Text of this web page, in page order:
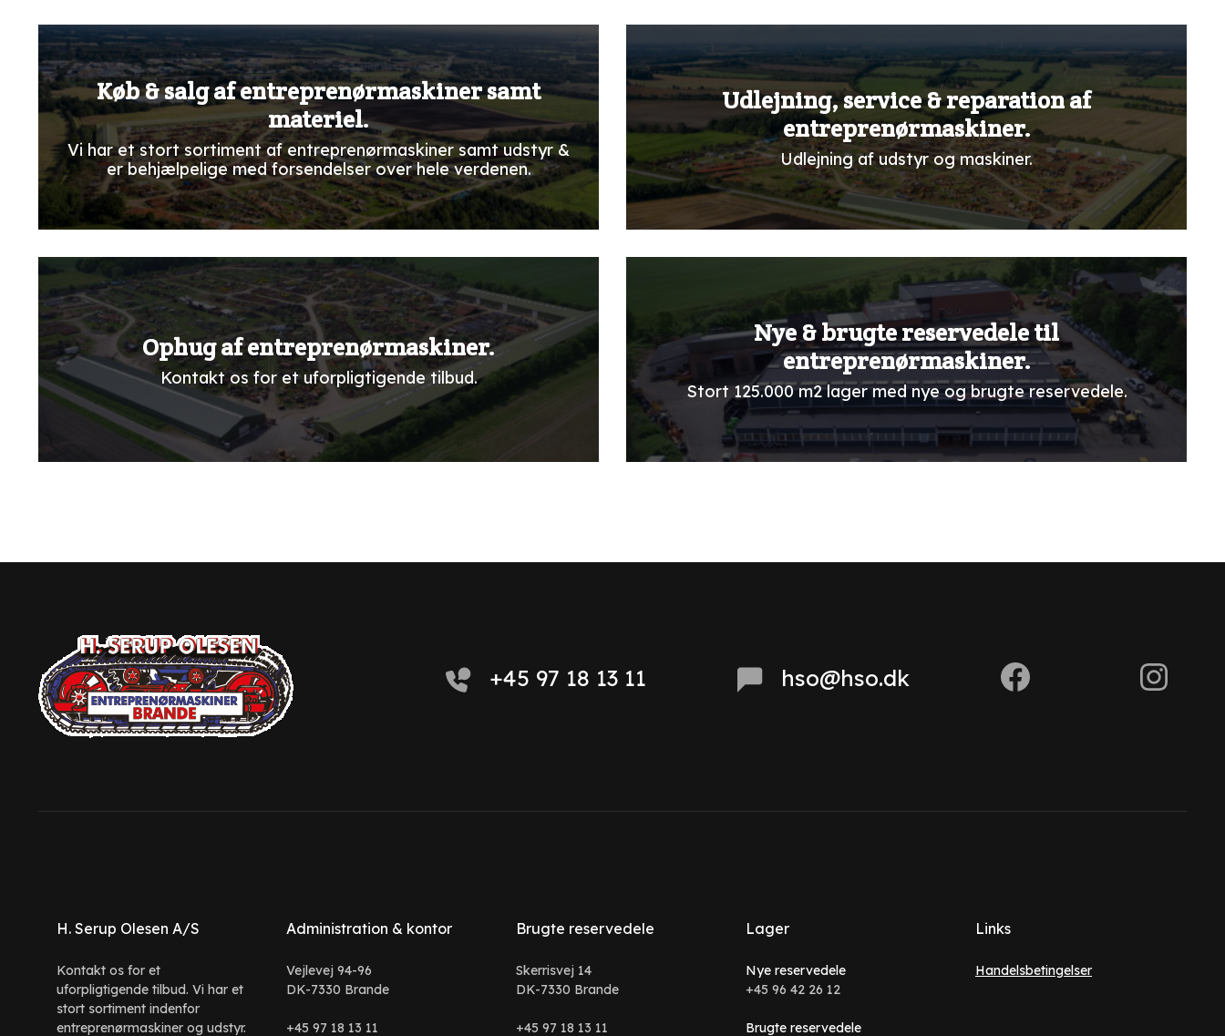
Køb & salg af entreprenørmaskiner samt
materiel.
Vi har et stort sortiment af entreprenørmaskiner samt udstyr &
er behjælpelige med forsendelser over hele verdenen.
Udlejning, service & reparation af
entreprenørmaskiner.
Udlejning af udstyr og maskiner.
Ophug af entreprenørmaskiner.
Kontakt os for et uforpligtigende tilbud.
Nye & brugte reservedele til
entreprenørmaskiner.
Stort 125.000 m2 lager med nye og brugte reservedele.
+45 97 18 13 11 hso@hso.dk
H. Serup Olesen A/S
Kontakt os for et
uforpligtigende tilbud. Vi har et
stort sortiment indenfor
entreprenørmaskiner og udstyr.
Administration & kontor
Vejlevej 94-96
DK-7330 Brande
+45 97 18 13 11
Brugte reservedele
Skerrisvej 14
DK-7330 Brande
+45 97 18 13 11
Lager
Nye reservedele
+45 96 42 26 12
Brugte reservedele
Links
Handelsbetingelser